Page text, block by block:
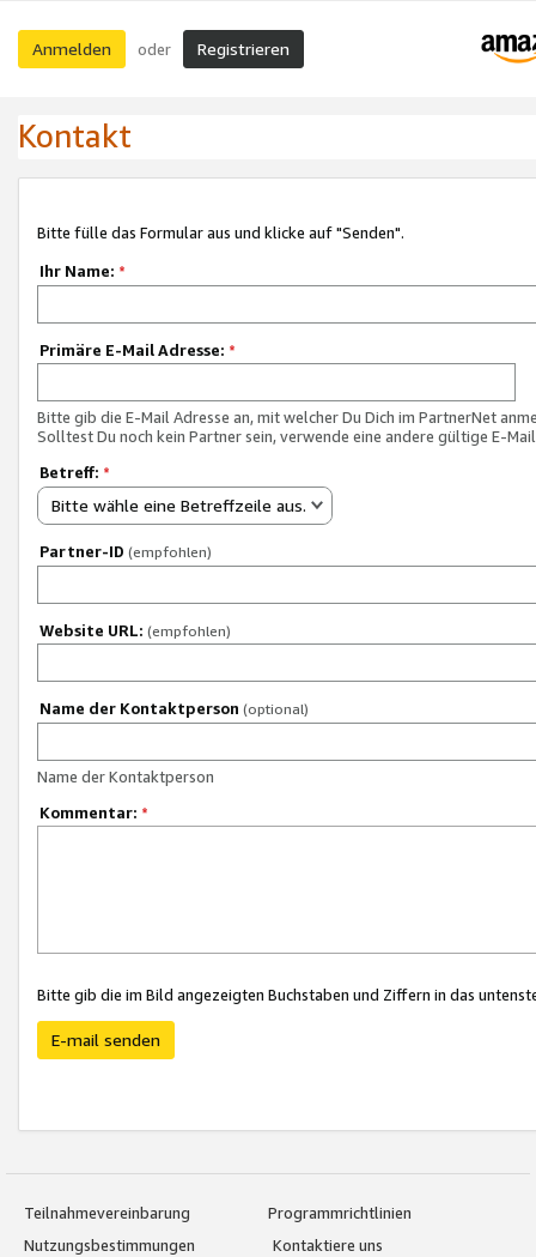
Anmelden oder Registrieren
Kontakt
Bitte fülle das Formular aus und klicke auf "Senden".
Ihr Name: *
Primäre E-Mail Adresse: *
Bitte gib die E-Mail Adresse an, mit welcher Du Dich im PartnerNet
Solltest Du noch kein Partner sein, verwende eine andere gültige E-
Betreff: *
Bitte wähle eine Betreffzeile aus.
Partner-ID (empfohlen)
Website URL: (empfohlen)
Name der Kontaktperson (optional)
Name der Kontaktperson
Kommentar: *
Bitte gib die im Bild angezeigten Buchstaben und Ziffern in das
E-mail senden
Teilnahmevereinbarung
Programmrichtlinien
Nutzungsbestimmungen
Kontaktiere uns